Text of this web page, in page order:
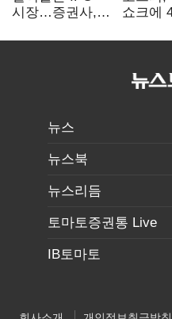
시장…증권사,
전쟁' 기대
쇼크에
5거래
뉴스
뉴스북
뉴스리듬
토마토증권통 Live
IB토마토